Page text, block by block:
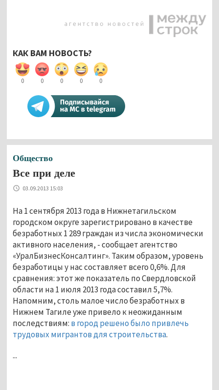
КАК ВАМ НОВОСТЬ?
0 0 0 0 0
Общество
Все при деле
03.09.2013 15:03
На 1 сентября 2013 года в Нижнетагильском
городском округе зарегистрировано в качестве
безработных 1 289 граждан из числа экономически
активного населения, - сообщает агентство
«УралБизнесКонсалтинг». Таким образом, уровень
безработицы у нас составляет всего 0,6%. Для
сравнения: этот же показатель по Свердловской
области на 1 июля 2013 года составил 5,7%.
Напомним, столь малое число безработных в
Нижнем Тагиле уже привело к неожиданным
последствиям: в город решено было привлечь
трудовых мигрантов для строительства.
...